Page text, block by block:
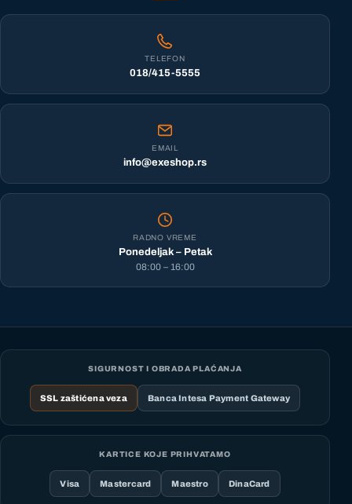
TELEFON
018/415-5555
EMAIL
info@exeshop.rs
RADNO VREME
Ponedeljak – Petak
08:00 – 16:00
SIGURNOST I OBRADA PLAĆANJA
SSL zaštićena veza Banca Intesa Payment Gateway
KARTICE KOJE PRIHVATAMO
Visa Mastercard Maestro DinaCard